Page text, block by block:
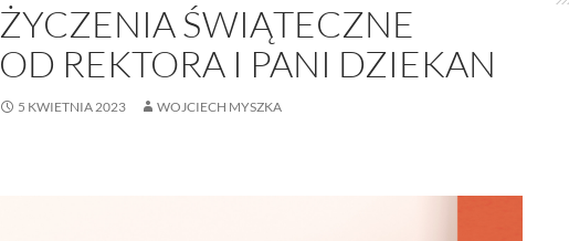
ŻYCZENIA ŚWIĄTECZNE
OD REKTORA I PANI DZIEKAN
5 KWIETNIA 2023 WOJCIECH MYSZKA